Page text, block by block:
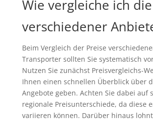
Wie vergleiche ich
verschiedener
Beim Vergleich der Preise
Transporter sollten Sie systematisch
Nutzen Sie zunächst Preisvergleichs-
Ihnen einen schnellen Überblick über
Angebote geben. Achten Sie dabei auf
regionale Preisunterschiede, da diese
variieren können. Darüber hinaus